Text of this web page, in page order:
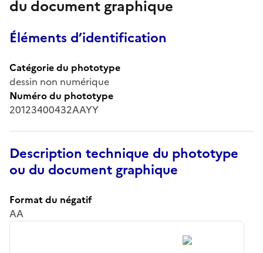
du document graphique
Éléments d’identification
Catégorie du phototype
dessin non numérique
Numéro du phototype
20123400432AAYY
Description technique du phototype
ou du document graphique
Format du négatif
AA